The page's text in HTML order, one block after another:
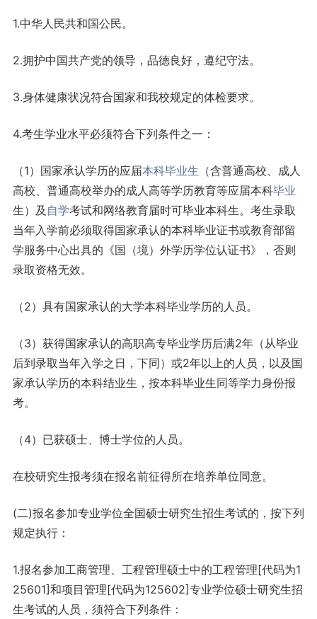
1.中华人民共和国公民。
2.拥护中国共产党的领导，品德良好，遵纪守法。
3.身体健康状况符合国家和我校规定的体检要求。
4.考生学业水平必须符合下列条件之一：
（1）国家承认学历的应届本科毕业生 （含普通高校、成人
高校、普通高校举办的成人高等学历教育等应届本科毕业
生）及 自学考试和网络教育届时可毕业本科生。考生录取
当年入学前必须取得国家承认的本科毕业证书或教育部留
学服务中心出具的《国（境）外学历学位认证书》，否则
录取资格无效。
（2）具有国家承认的大学本科毕业学历的人员。
（3）获得国家承认的高职高专毕业学历后满2年（从毕业
后到录取当年入学之日，下同）或2年以上的人员，以及国
家承认学历的本科结业生，按本科毕业生同等学力身份报
考。
（4）已获硕士、博士学位的人员。
在校研究生报考须在报名前征得所在培养单位同意。
(二)报名参加专业学位全国硕士研究生招生考试的，按下列
规定执行：
1.报名参加工商管理、工程管理硕士中的工程管理[代码为1
25601]和项目管理[代码为125602]专业学位硕士研究生招
生考试的人员，须符合下列条件：